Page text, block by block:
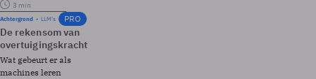
3 min
Achtergrond LLM's PRO
De rekensom van
overtuigingskracht
Wat gebeurt er als
machines leren